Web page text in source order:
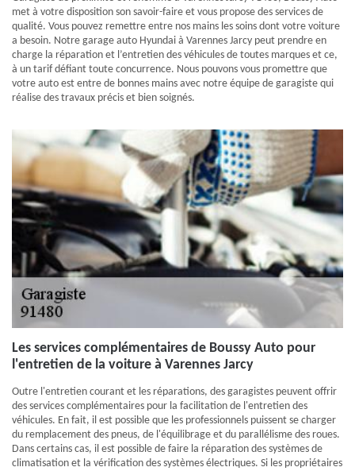
met à votre disposition son savoir-faire et vous propose des services de
qualité. Vous pouvez remettre entre nos mains les soins dont votre voiture
a besoin. Notre garage auto Hyundai à Varennes Jarcy peut prendre en
charge la réparation et l’entretien des véhicules de toutes marques et ce,
à un tarif défiant toute concurrence. Nous pouvons vous promettre que
votre auto est entre de bonnes mains avec notre équipe de garagiste qui
réalise des travaux précis et bien soignés.
Les services complémentaires de Boussy Auto pour
l'entretien de la voiture à Varennes Jarcy
Outre l'entretien courant et les réparations, des garagistes peuvent offrir
des services complémentaires pour la facilitation de l'entretien des
véhicules. En fait, il est possible que les professionnels puissent se charger
du remplacement des pneus, de l'équilibrage et du parallélisme des roues.
Dans certains cas, il est possible de faire la réparation des systèmes de
climatisation et la vérification des systèmes électriques. Si les propriétaires